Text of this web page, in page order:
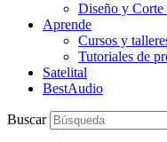
Diseño y Corte
Aprende
Cursos y
Tutoriales de
Satelital
BestAudio
Buscar